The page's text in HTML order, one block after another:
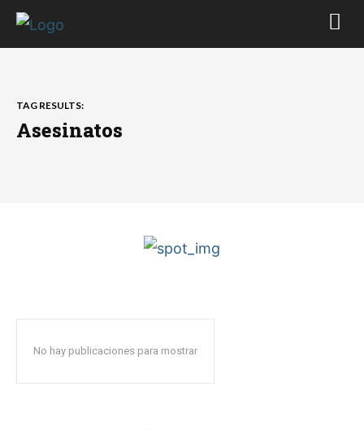
TAG RESULTS:
Asesinatos
No hay publicaciones para mostrar